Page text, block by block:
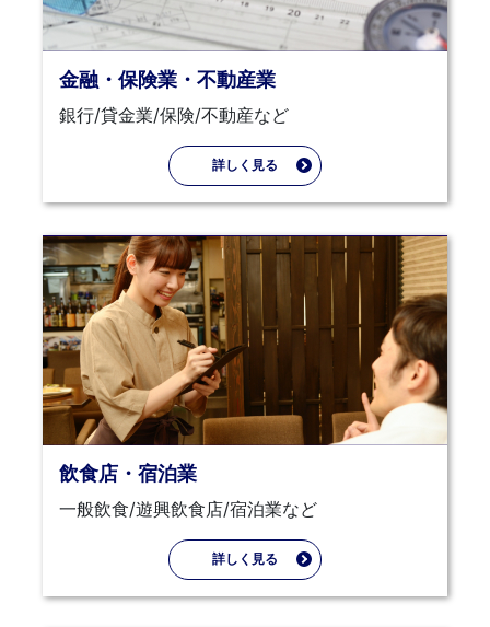
金融・保険業・不動産業
銀行/貸金業/保険/不動産など
詳しく見る
飲食店・宿泊業
一般飲食/遊興飲食店/宿泊業など
詳しく見る